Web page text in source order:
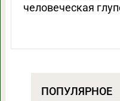
человеческая
ПОПУЛЯРНОЕ